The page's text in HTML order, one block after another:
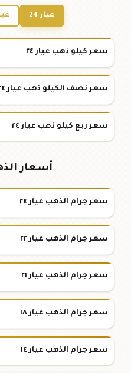
عيار 24
سعر كيلو ذهب عيار ٢٤
سعر نصف الكيلو ذهب عيار ٢٤
سعر ربع كيلو ذهب عيار ٢٤
أسعار
سعر جرام الذهب عيار ٢٤
سعر جرام الذهب عيار ٢٢
سعر جرام الذهب عيار ٢١
سعر جرام الذهب عيار ١٨
سعر جرام الذهب عيار ١٤